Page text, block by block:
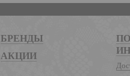
БРЕНДЫ
АКЦИИ